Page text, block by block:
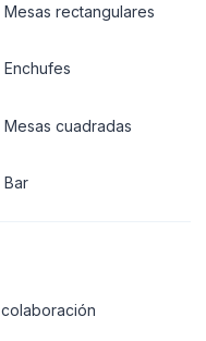
Mesas rectangulares
Enchufes
Mesas cuadradas
Bar
colaboración